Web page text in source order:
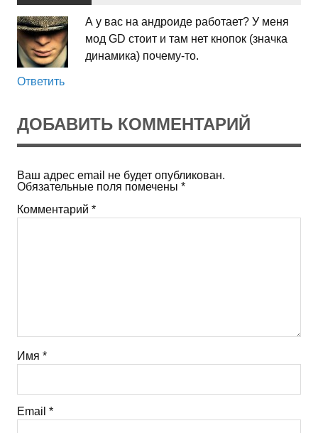
А у вас на андроиде работает? У меня
мод GD стоит и там нет кнопок (значка
динамика) почему-то.
Ответить
ДОБАВИТЬ КОММЕНТАРИЙ
Ваш адрес email не будет опубликован.
Обязательные поля помечены *
Комментарий *
Имя *
Email *